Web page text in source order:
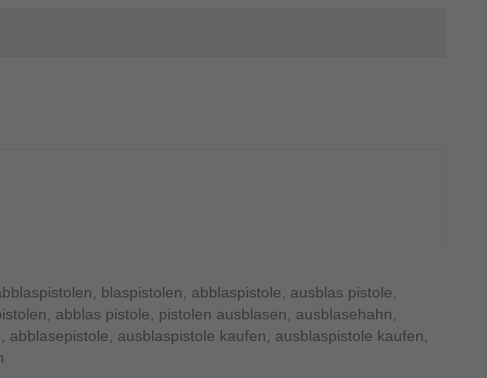
blaspistolen abblaspistole ausblas pistole
abblas pistole pistolen ausblasen ausblasehahn
abblasepistole ausblaspistole kaufen ausblaspistole kaufen